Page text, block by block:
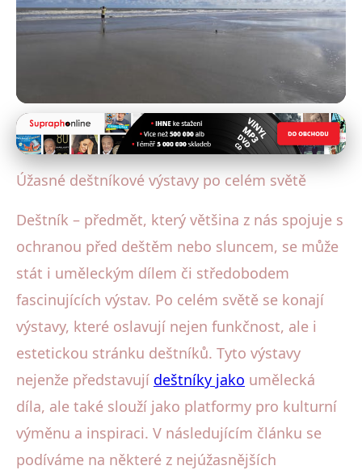
Deštníky a umění
Objevte Kreativitu: Úchvatné
Deštníkové Výstavy z Celého
Světa
Úžasné deštníkové výstavy po celém světě
Deštník – předmět, který většina z nás spojuje s
ochranou před deštěm nebo sluncem, se může
stát i uměleckým dílem či středobodem
fascinujících výstav. Po celém světě se konají
výstavy, které oslavují nejen funkčnost, ale i
estetickou stránku deštníků. Tyto výstavy
nejenže představují deštníky jako umělecká
díla, ale také slouží jako platformy pro kulturní
výměnu a inspiraci. V následujícím článku se
podíváme na některé z nejúžasnějších